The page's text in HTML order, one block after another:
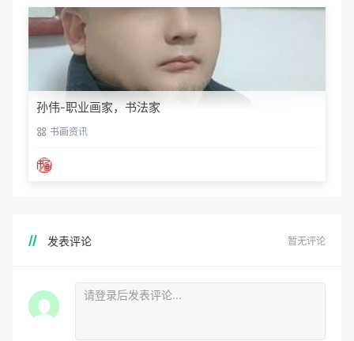
孙伟-职业画家，书法家
书画资讯
发表评论 暂无评论